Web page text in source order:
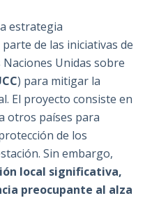
estrategia
de las iniciativas de
Unidas sobre
) para mitigar la
El proyecto consiste en
otros países para
de los
Sin embargo,
local significativa,
preocupante al alza